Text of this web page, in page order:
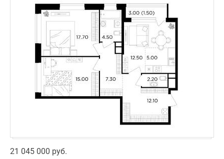
21 045 000 руб.